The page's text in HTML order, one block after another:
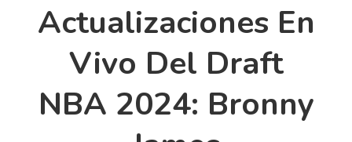
Actualizaciones En
Vivo Del Draft
NBA 2024: Bronny